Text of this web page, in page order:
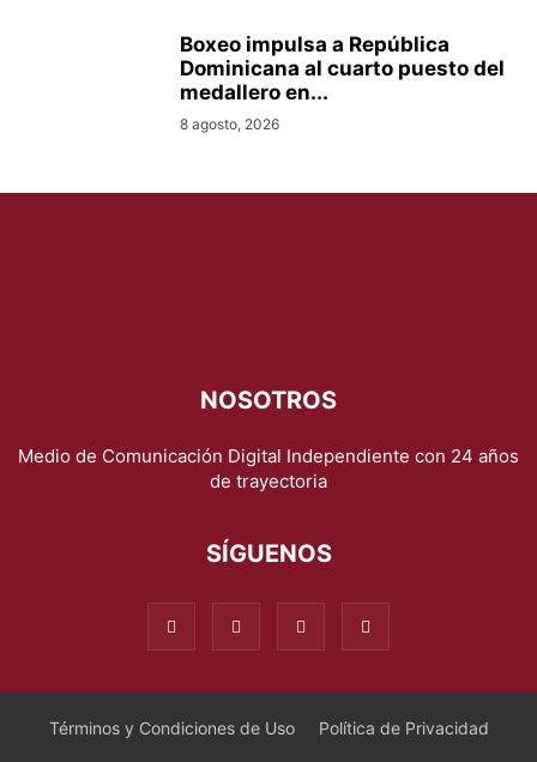
Boxeo impulsa a República
Dominicana al cuarto puesto del
medallero en...
8 agosto, 2026
NOSOTROS
Medio de Comunicación Digital Independiente con 24 años
de trayectoria
SÍGUENOS
Términos y Condiciones de Uso Política de Privacidad